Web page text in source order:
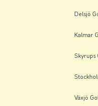
Delsjö
Kalmar
Skyrups
Växjö